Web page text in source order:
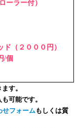
ーラー付）
（２０００円）
/個
す。
可能です。
せフォーム もしくは質